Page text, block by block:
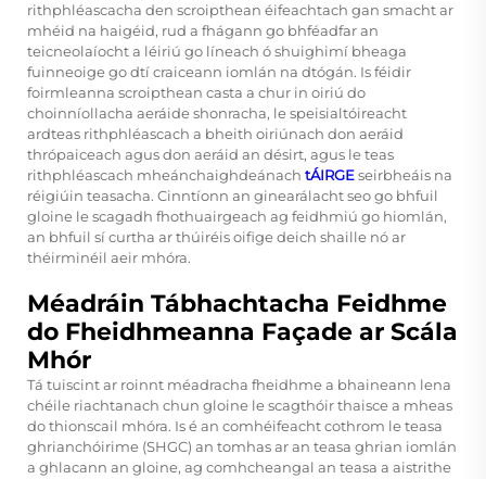
rithphléascacha den scroipthean éifeachtach gan smacht ar
mhéid na haigéid, rud a fhágann go bhféadfar an
teicneolaíocht a léiriú go líneach ó shuighimí bheaga
fuinneoige go dtí craiceann iomlán na dtógán. Is féidir
foirmleanna scroipthean casta a chur in oiriú do
choinníollacha aeráide shonracha, le speisialtóireacht
ardteas rithphléascach a bheith oiriúnach don aeráid
thrópaiceach agus don aeráid an désirt, agus le teas
rithphléascach mheánchaighdeánach tÁIRGEseirbheáis na
réigiúin teasacha. Cinntíonn an ginearálacht seo go bhfuil
gloine le scagadh fhothuairgeach ag feidhmiú go hiomlán,
an bhfuil sí curtha ar thúiréis oifige deich shaille nó ar
théirminéil aeir mhóra.
Méadráin Tábhachtacha Feidhme
do Fheidhmeanna Façade ar Scála
Mhór
Tá tuiscint ar roinnt méadracha fheidhme a bhaineann lena
chéile riachtanach chun gloine le scagthóir thaisce a mheas
do thionscail mhóra. Is é an comhéifeacht cothrom le teasa
ghrianchóirime (SHGC) an tomhas ar an teasa ghrian iomlán
a ghlacann an gloine, ag comhcheangal an teasa a aistrithe